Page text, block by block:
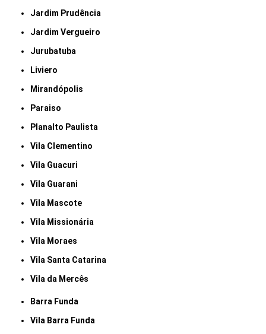
Jardim Prudência
Jardim Vergueiro
Jurubatuba
Liviero
Mirandópolis
Paraiso
Planalto Paulista
Vila Clementino
Vila Guacuri
Vila Guarani
Vila Mascote
Vila Missionária
Vila Moraes
Vila Santa Catarina
Vila da Mercês
Barra Funda
Vila Barra Funda